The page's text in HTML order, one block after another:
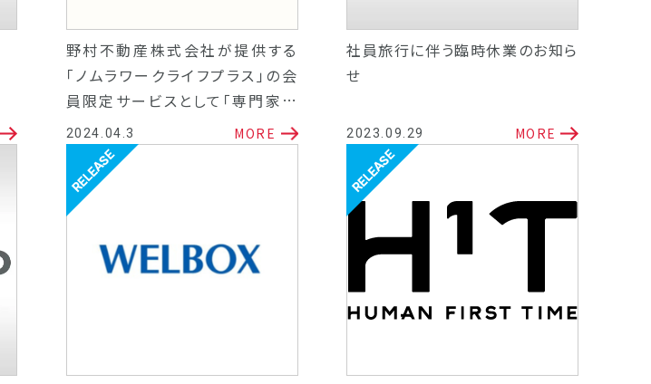
野村不動産株式会社が提供する
「ノムラワークライフプラス」の会
員限定サービスとして「専門家相
談サポート窓口」を開設
2024.04.3 MORE
社員旅行に伴う臨時休業のお知ら
せ
2023.09.29 MORE